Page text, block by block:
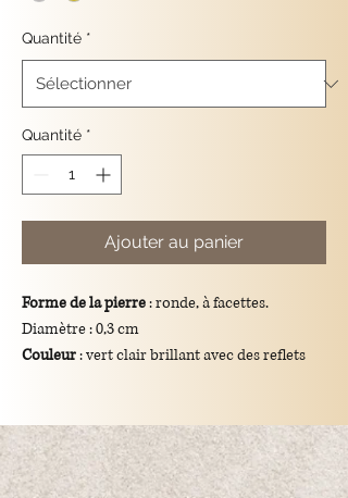
Quantité *
Quantité *
Ajouter au panier
Forme de la pierre: ronde, à facettes.
Diamètre : 0,3 cm
Couleur: vert clair brillant avec des reflets
de 1 cm
Support : crochet en argent plaqué or 925.
Design
: simple et élégant, il convient aussi